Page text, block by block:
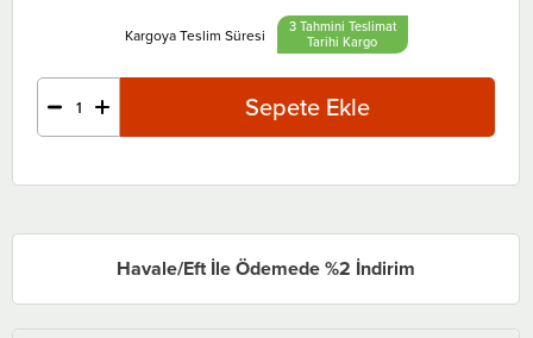
3 Tahmini Teslimat
Tarihi
Havale/Eft İle Ödemede %2 İndirim